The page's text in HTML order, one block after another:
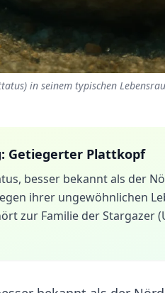
in seinem typischen
Getiegerter Plattkopf
besser bekannt als der
ihrer ungewöhnlichen
zur Familie der